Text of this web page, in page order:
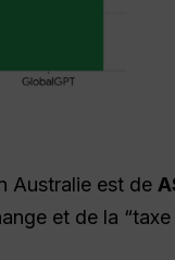
Australie est de
et de la